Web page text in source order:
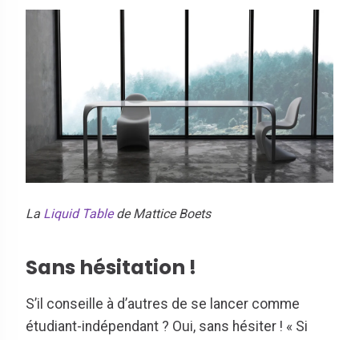
La Liquid Tablede Mattice Boets
Sans hésitation !
S’il conseille à d’autres de se lancer comme
étudiant-indépendant ? Oui, sans hésiter ! « Si